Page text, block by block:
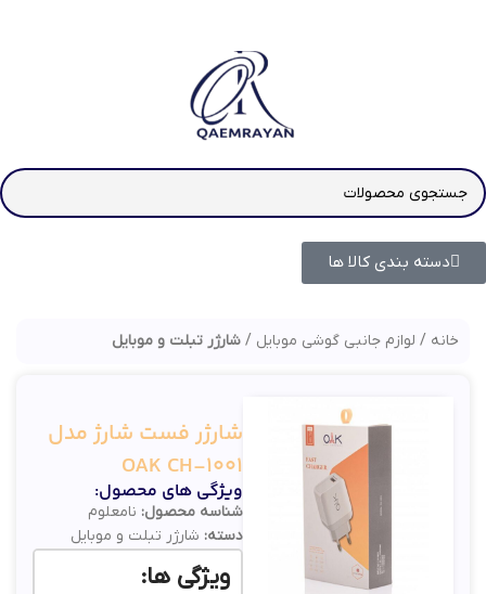
دسته بندی کالا ها
خانه لوازم جانبی گوشی موبایل شارژر تبلت و موبایل
شارژر فست شارژ مدل
OAK CH-1001
ویژگی های محصول:
شناسه محصول: نامعلوم
دسته: شارژر تبلت و موبایل
ویژگی ها: